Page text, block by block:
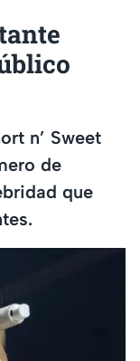
n’ Sweet
de
que